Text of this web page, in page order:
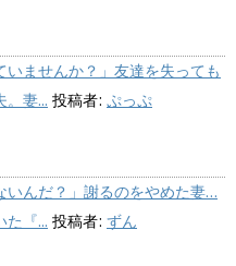
いませんか？」友達を失っても
。妻... 投稿者: ぷっぷ
いんだ？」謝るのをやめた妻…
た『... 投稿者: ずん